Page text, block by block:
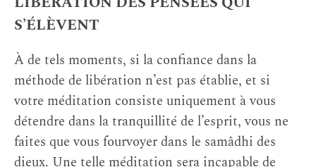
S’ÉLÈVENT
À de tels moments, si la confiance dans la
méthode de libération n’est pas établie, et si
votre méditation consiste uniquement à vous
détendre dans la tranquillité de l’esprit, vous ne
faites que vous fourvoyer dans le samâdhi des
dieux. Une telle méditation sera incapable de